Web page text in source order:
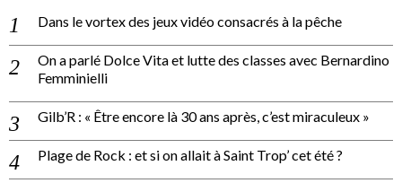
Dans le vortex des jeux vidéo consacrés à la pêche
On a parlé Dolce Vita et lutte des classes avec Bernardino
Femminielli
Gilb’R : « Être encore là 30 ans après, c’est miraculeux »
Plage de Rock : et si on allait à Saint Trop’ cet été ?